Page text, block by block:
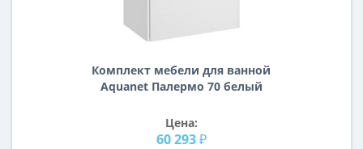
Комплект мебели для ванной
Aquanet Палермо 70 белый
Цена:
60 293 ₽